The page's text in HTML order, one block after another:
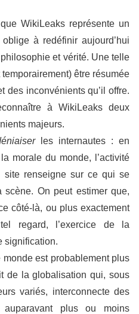
WikiLeaks représente un
à redéfinir aujourd’hui
et vérité. Une telle
être résumée
des inconvénients qu’il offre.
à WikiLeaks deux
majeurs.
les internautes : en
morale du monde, l’activité
site renseigne sur ce qui se
scène. On peut estimer que,
côté-là, ou plus exactement
regard, l’exercice de la
signification.
monde est probablement plus
de la globalisation qui, sous
variés, interconnecte des
plus ou moins